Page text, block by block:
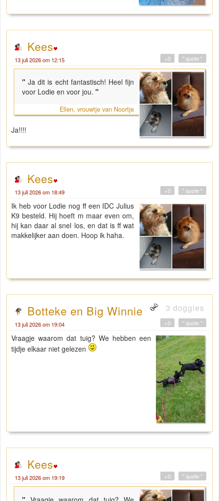
Kees
13 juli 2026 om 12:15 " quote "
+0
"Ja dit is echt fantastisch! Heel fijn
voor Lodie en voor jou. "
Ellen, vrouwtje van Noortje
Ja!!!!
Kees
13 juli 2026 om 18:49 " quote "
+0
Ik heb voor Lodie nog ff een IDC Julius
K9 besteld. Hij hoeft m maar even om,
hij kan daar al snel los, en dat is ff wat
makkelijker aan doen. Hoop ik haha.
Botteke en Big Winnie 3 doggies
13 juli 2026 om 19:04 " quote "
+0
Vraagje waarom dat tuig? We hebben een
tijdje elkaar niet gelezen
Kees
13 juli 2026 om 19:19 " quote "
+0